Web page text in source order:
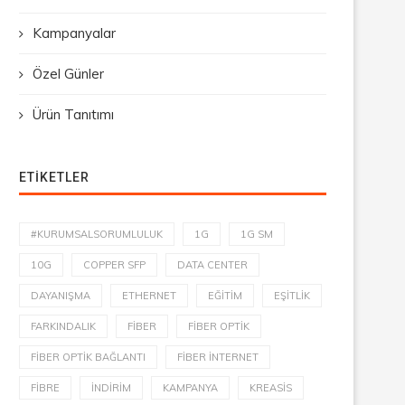
Kampanyalar
Özel Günler
Ürün Tanıtımı
ETIKETLER
#KURUMSALSORUMLULUK 1G 1G SM
10G COPPER SFP DATA CENTER
DAYANIŞMA ETHERNET EĞITIM EŞITLIK
FARKINDALIK FIBER FIBER OPTIK
FIBER OPTIK BAĞLANTI FIBER İNTERNET
FIBRE INDIRIM KAMPANYA KREASIS